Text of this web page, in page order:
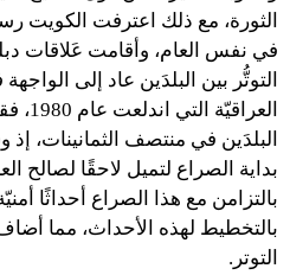
الثورة، مع ذلك اعترفت الكويت
في نفس العام، وأقامت عَلاقات
التوتُّر بين البلدَين عاد إلى
البلدَين في منتصف الثمانينات،
بداية الصراع لتميل لاحقًا لصالح
بالتزامن مع هذا الصراع أحداثًا
بالتخطيط لهذه الأحداث، مما
التوتر.